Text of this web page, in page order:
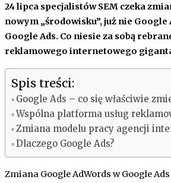
24 lipca specjalistów SEM czeka
nowym „środowisku”, już nie Google
Google Ads. Co niesie za sobą
reklamowego internetowego
Spis treści:
Google Ads – co się właściwie
Wspólna platforma usług
Zmiana modelu pracy agencji
Dlaczego Google Ads?
Zmiana Google AdWords w Google